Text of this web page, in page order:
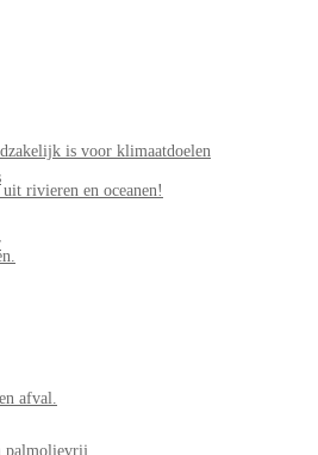
is voor klimaatdoelen
rivieren en oceanen!
afval.
palmolievrij